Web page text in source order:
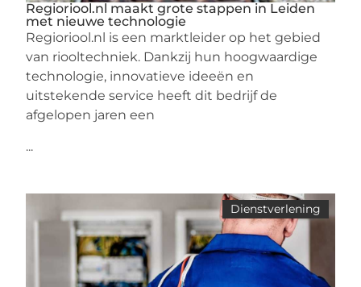
Regioriool.nl maakt grote stappen in Leiden
met nieuwe technologie
Regioriool.nl is een marktleider op het gebied
van riooltechniek. Dankzij hun hoogwaardige
technologie, innovatieve ideeën en
uitstekende service heeft dit bedrijf de
afgelopen jaren een
...
Dienstverlening